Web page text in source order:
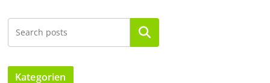
Suchen
Kategorien